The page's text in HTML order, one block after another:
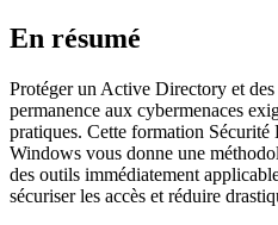
En résumé
Protéger un Active Directory et
permanence aux cybermenaces
pratiques. Cette formation
Windows vous donne une
des outils immédiatement
sécuriser les accès et réduire